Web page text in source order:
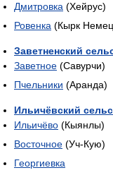
Дмитровка (Хейрус)
Ровенка (Кырк
Заветненский
Заветное (Савурчи)
Пчельники (Аранда)
Ильичёвский
Ильичёво (Кыянлы)
Восточное (Уч-Кую)
Георгиевка